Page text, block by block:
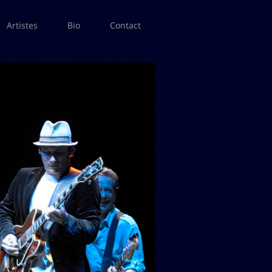
Artistes Bio Contact